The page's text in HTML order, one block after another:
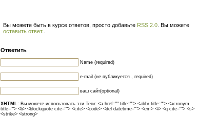
Вы можете быть в курсе ответов, просто добавьте RSS 2.0 . Вы можете
оставить ответ.
Ответить
Name (required)
e-mail (не публикуется , required)
ваш сайт(optional)
XHTML: Вы можете использовать эти Теги: <a href="" title=""> <abbr title=""> <acronym
title=""> <b> <blockquote cite=""> <cite> <code> <del datetime=""> <em> <i> <q cite=""> <s>
<strike> <strong>